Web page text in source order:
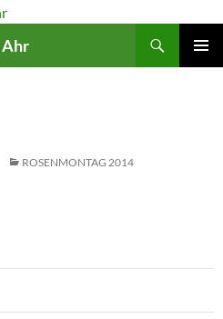
Ahr
ROSENMONTAG 2014